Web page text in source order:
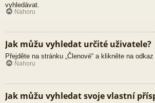
vyhledávat.
Nahoru
Jak můžu vyhledat určité uživatele?
Přejděte na stránku „Členové“ a klikněte na odkaz
Nahoru
Jak můžu vyhledat svoje vlastní